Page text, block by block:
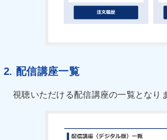
2. 配信講座一覧
視聴いただける配信講座の一覧となり